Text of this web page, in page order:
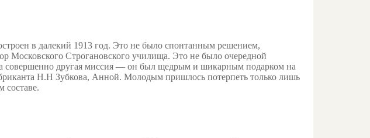
в далекий 1913 год. Это не было спонтанным решением,
Московского Строгановского училища. Это не было очередной
совершенно другая миссия — он был щедрым и шикарным подарком на
Н.Н Зубкова, Анной. Молодым пришлось потерпеть только лишь
составе.